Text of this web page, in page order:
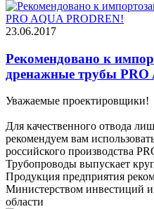
23.06.2017
Рекомендовано к
дренажные трубы PRO
Уважаемые проектировщики!
Для качественного отвода
рекомендуем вам
российского производства
Трубопроводы выпускает
Продукция предприятия
Министерством инвестиций
области